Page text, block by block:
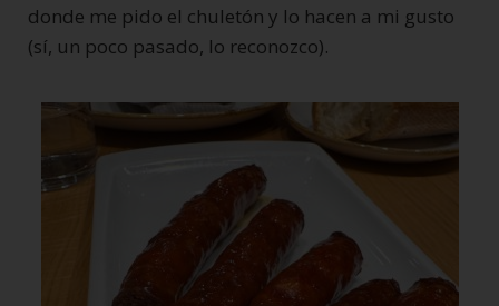
donde me pido el chuletón y lo hacen a mi gusto
(sí, un poco pasado, lo reconozco).